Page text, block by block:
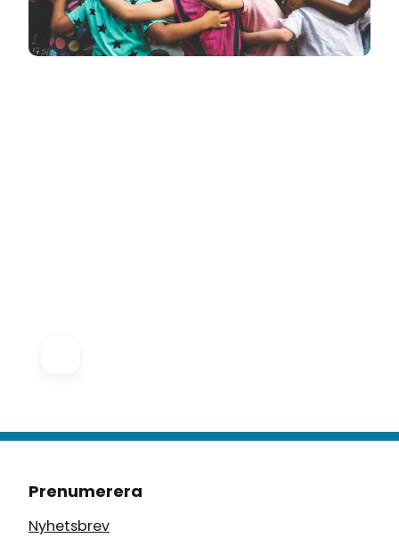
Prenumerera
Nyhetsbrev